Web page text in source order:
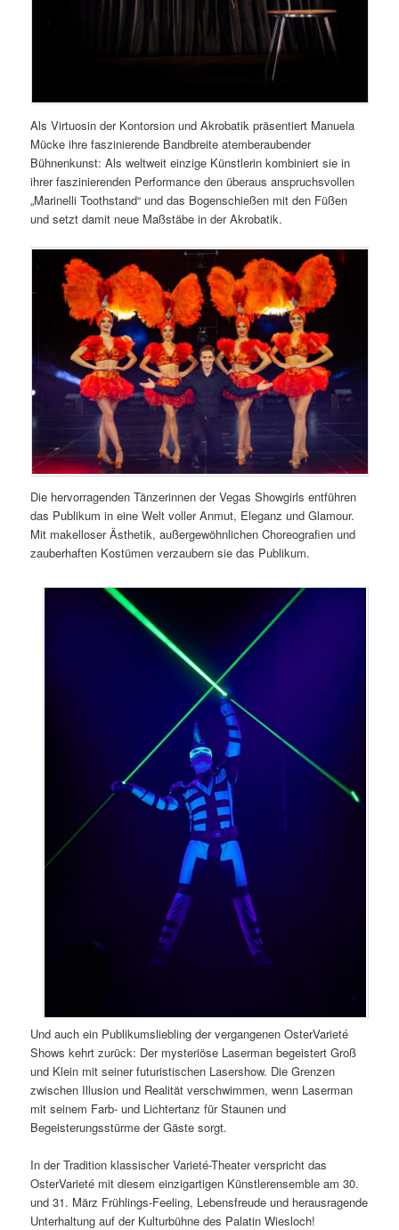
Als Virtuosin der Kontorsion und Akrobatik präsentiert Manuela
Mücke ihre faszinierende Bandbreite atemberaubender
Bühnenkunst: Als weltweit einzige Künstlerin kombiniert sie in
ihrer faszinierenden Performance den überaus anspruchsvollen
„Marinelli Toothstand“ und das Bogenschießen mit den Füßen
und setzt damit neue Maßstäbe in der Akrobatik.
Die hervorragenden Tänzerinnen der Vegas Showgirls entführen
das Publikum in eine Welt voller Anmut, Eleganz und Glamour.
Mit makelloser Ästhetik, außergewöhnlichen Choreografien und
zauberhaften Kostümen verzaubern sie das Publikum.
Und auch ein Publikumsliebling der vergangenen OsterVarieté
Shows kehrt zurück: Der mysteriöse Laserman begeistert Groß
und Klein mit seiner futuristischen Lasershow. Die Grenzen
zwischen Illusion und Realität verschwimmen, wenn Laserman
mit seinem Farb- und Lichtertanz für Staunen und
Begeisterungsstürme der Gäste sorgt.
In der Tradition klassischer Varieté-Theater verspricht das
OsterVarieté mit diesem einzigartigen Künstlerensemble am 30.
und 31. März Frühlings-Feeling, Lebensfreude und herausragende
Unterhaltung auf der Kulturbühne des Palatin Wiesloch!